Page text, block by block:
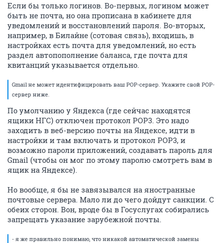
Если бы только логинов. Во-первых, логином может
быть не почта, но она прописана в кабинете для
уведомлений и восстановлений пароля. Во-вторых,
например, в Билайне (сотовая связь), входишь, в
настройках есть почта для уведомлений, но есть
раздел автопополнение баланса, где почта для
квитанций указывается отдельно.
Gmail не может идентифицировать ваш POP-сервер. Укажите свой POP-
сервер ниже.
По умолчанию у Яндекса (где сейчас находятся
ящики НГС) отключен протокол POP3. Это надо
заходить в веб-версию почты на Яндексе, идти в
настройки и там включать и протокол POP3, и
возможно пароли приложений, создавать пароль для
Gmail (чтобы он мог по этому паролю смотреть вам в
ящик на Яндексе).
Но вообще, я бы не завязывался на яностранные
почтовые сервера. Мало ли до чего дойдут санкции. С
обеих сторон. Вон, вроде бы в Госуслугах собирались
запрещать указание зарубежной почты.
- я же правильно понимаю, что никакой автоматической замены